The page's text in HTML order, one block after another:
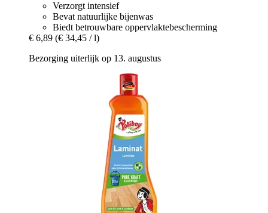
Verzorgt intensief
Bevat natuurlijke bijenwas
Biedt betrouwbare oppervlaktebescherming
€ 6,89 (€ 34,45 / l)
Bezorging uiterlijk op 13. augustus